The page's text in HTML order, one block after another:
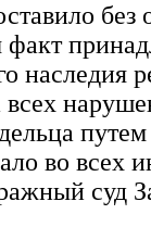
без
факт
наследия
во всех
суд